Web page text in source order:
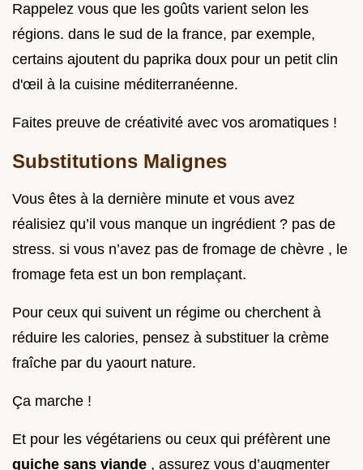
Rappelez vous que les goûts varient selon les
régions. dans le sud de la france, par exemple,
certains ajoutent du paprika doux pour un petit clin
d'œil à la cuisine méditerranéenne.
Faites preuve de créativité avec vos aromatiques !
Substitutions Malignes
Vous êtes à la dernière minute et vous avez
réalisiez qu’il vous manque un ingrédient ? pas de
stress. si vous n’avez pas de fromage de chèvre , le
fromage feta est un bon remplaçant.
Pour ceux qui suivent un régime ou cherchent à
réduire les calories, pensez à substituer la crème
fraîche par du yaourt nature.
Ça marche !
Et pour les végétariens ou ceux qui préfèrent une
quiche sans viande , assurez vous d’augmenter